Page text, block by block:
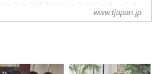
ューヨーク州モントークのビーチハウス。
世界的デザイナーが心から寛ぎ、愛するも
www.tjapan.jp